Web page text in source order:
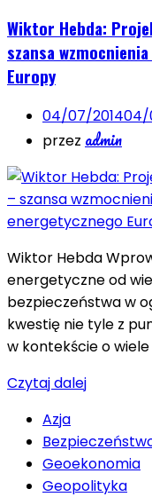
Wiktor Hebda:
szansa
Europy
04/07/201404/
przez admin
Wiktor Hebda
energetyczne od
bezpieczeństwa w
kwestię nie tyle z
w kontekście o
Czytaj dalej
Azja
Geoekonomia
Geopolityka